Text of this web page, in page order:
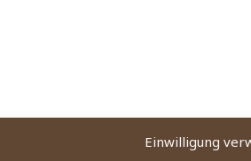
Einwilligung